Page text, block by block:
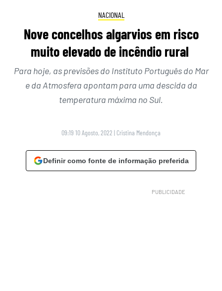
NACIONAL
Nove concelhos algarvios em risco
muito elevado de incêndio rural
Para hoje, as previsões do Instituto Português do Mar
e da Atmosfera apontam para uma descida da
temperatura máxima no Sul.
09:19 10 Agosto, 2022 | Cristina Mendonça
Definir como fonte de informação preferida